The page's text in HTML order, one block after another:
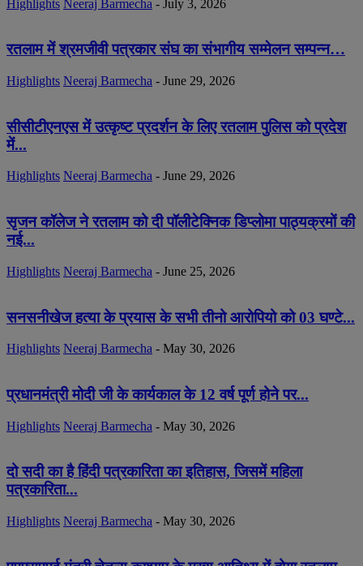
Highlights Neeraj Barmecha - July 3, 2026
रतलाम में श्रमजीवी पत्रकार संघ का संभागीय सम्मेलन सम्पन्न…
Highlights Neeraj Barmecha - June 29, 2026
सीसीटीएनएस में उत्कृष्ट प्रदर्शन के लिए रतलाम पुलिस को प्रदेश
में...
Highlights Neeraj Barmecha - June 29, 2026
सृजन कॉलेज ने रतलाम को दी पॉलीटेक्निक डिप्लोमा पाठ्यक्रमों की
नई...
Highlights Neeraj Barmecha - June 25, 2026
सनसनीखेज हत्या के प्रयास के सभी तीनो आरोपियो को 03 घण्टे...
Highlights Neeraj Barmecha - May 30, 2026
प्रधानमंत्री मोदी जी के कार्यकाल के 12 वर्ष पूर्ण होने पर...
Highlights Neeraj Barmecha - May 30, 2026
दो सदी का है हिंदी पत्रकारिता का इतिहास, जिसमें महिला
पत्रकारिता...
Highlights Neeraj Barmecha - May 30, 2026